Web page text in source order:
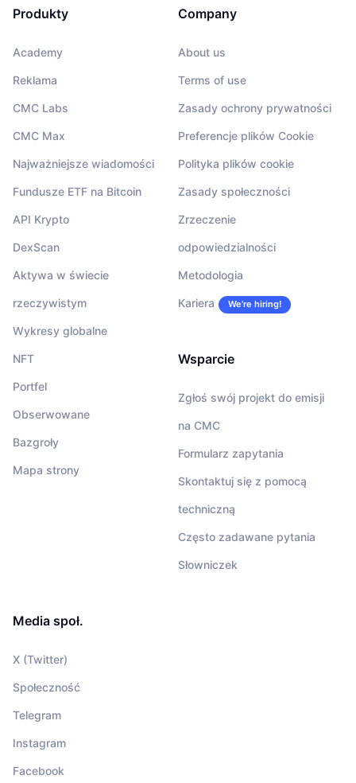
Produkty
Academy
Reklama
CMC Labs
CMC Max
Najważniejsze wiadomości
Fundusze ETF na Bitcoin
API Krypto
DexScan
Aktywa w świecie
rzeczywistym
Wykresy globalne
NFT
Portfel
Obserwowane
Bazgroły
Mapa strony
Company
About us
Terms of use
Zasady ochrony prywatności
Preferencje plików Cookie
Polityka plików cookie
Zasady społeczności
Zrzeczenie
odpowiedzialności
Metodologia
Kariera We’re hiring!
Wsparcie
Zgłoś swój projekt do emisji
na CMC
Formularz zapytania
Skontaktuj się z pomocą
techniczną
Często zadawane pytania
Słowniczek
Media społ.
X (Twitter)
Społeczność
Telegram
Instagram
Facebook